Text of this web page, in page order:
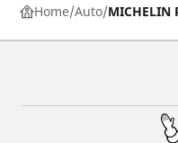
Home Auto MICHELIN